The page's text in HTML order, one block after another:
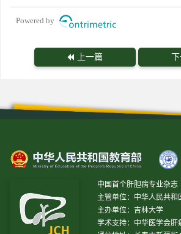
Powered by
上一篇
中国首个肝胆病专业杂志
主管单位：中华人民共和
主办单位：吉林大学
学术支持：中华医学会肝